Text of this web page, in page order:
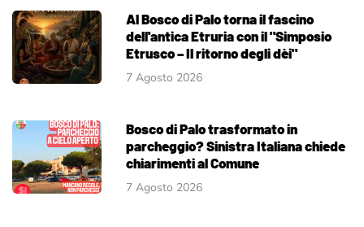
Al Bosco di Palo torna il fascino
dell'antica Etruria con il "Simposio
Etrusco – Il ritorno degli dèi"
7 Agosto 2026
Bosco di Palo trasformato in
parcheggio? Sinistra Italiana chiede
chiarimenti al Comune
7 Agosto 2026